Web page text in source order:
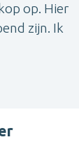
op. Hier
zijn. Ik